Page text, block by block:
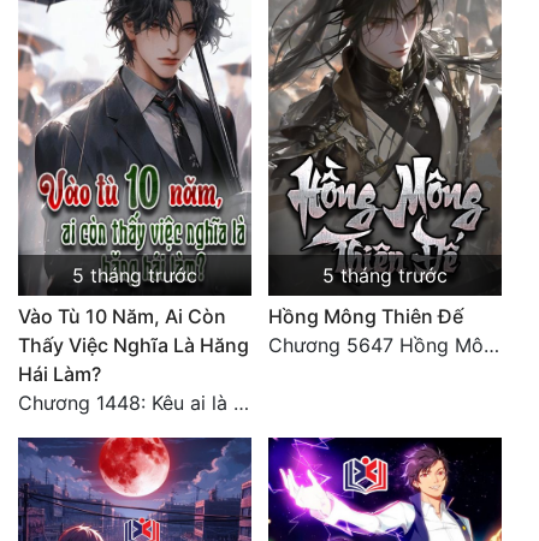
5 tháng trước
Vào Tù 10 Năm, Ai Còn
Thấy Việc Nghĩa Là Hăng
Hái Làm?
Chương 1448: Kêu ai là cha?
5 tháng trước
Hồng Mông Thiên Đế
Chương 5647 Hồng Mông Thiên Đế (HẾT)